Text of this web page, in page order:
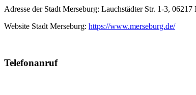
Adresse der Stadt Merseburg: Lauchstädter Str. 1-3, 06217
Website Stadt Merseburg: https://www.merseburg.de/
Telefonanruf